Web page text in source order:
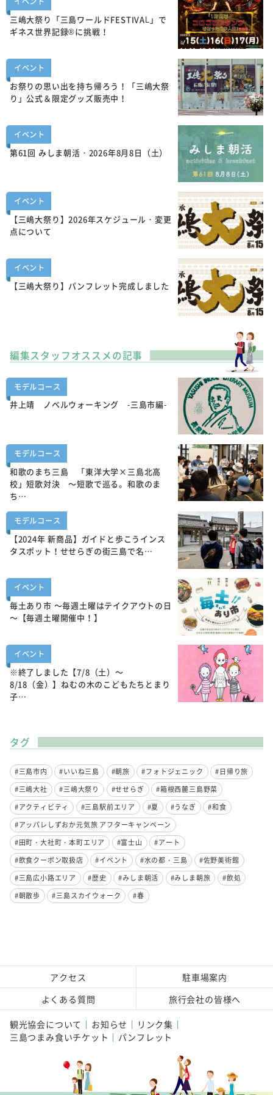
三嶋大祭り「三島ワールドFESTIVAL」で
ギネス世界記録®に挑戦！
イベント
お祭りの思い出を持ち帰ろう！「三嶋大祭
り」公式＆限定グッズ販売中！
イベント
第61回 みしま朝活・2026年8月8日（土）
イベント
【三嶋大祭り】2026年スケジュール・変更
点について
イベント
【三嶋大祭り】パンフレット完成しました
編集スタッフオススメの記事
モデルコース
井上靖 ノベルウォーキング -三島市編-
モデルコース
和歌のまち三島 「東洋大学×三島北高
校」短歌対決 ～短歌で巡る。和歌のま
ち…
モデルコース
【2024年 新商品】ガイドと歩こうインス
タスポット！せせらぎの街三島で名…
イベント
毎土あり市 ～毎週土曜はテイクアウトの日
～【毎週土曜開催中！】
イベント
※終了しました【7/8（土）～
8/18（金）】ねむの木のこどもたちとまり
子…
タグ
#三島市内 #いいね三島 #朝旅 #フォトジェニック
#日帰り旅
#三嶋大社
#三嶋大祭り #せせらぎ
#箱根西麓三島野菜
#アクティビティ
#三島駅前エリア #夏 #うなぎ
#和食
#アッパレしずおか元気旅 アフターキャンペーン
#田町・大社町・本町エリア
#富士山
#アート
#飲食クーポン取扱店
#イベント #水の都・三島
#佐野美術館
#三島広小路エリア
#歴史 #みしま朝活 #みしま朝旅
#飲処
#朝散歩
#三島スカイウォーク #春
アクセス
駐車場案内
よくある質問
旅行会社の皆様へ
観光協会について お知らせ
リンク集
三島つまみ食いチケット
パンフレット